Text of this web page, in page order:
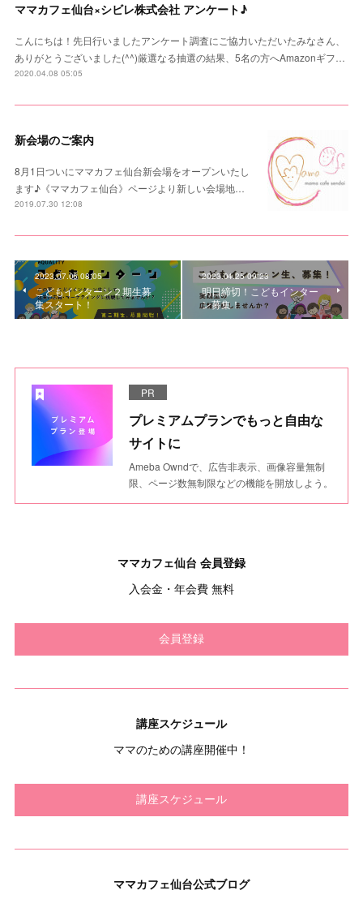
ママカフェ仙台×シビレ株式会社 アンケート♪
こんにちは！先日行いましたアンケート調査にご協力いただいたみなさん、
ありがとうございました(^^)厳選なる抽選の結果、5名の方へAmazonギフ…
2020.04.08 05:05
新会場のご案内
8月1日ついにママカフェ仙台新会場をオープンいたし
ます♪《ママカフェ仙台》ページより新しい会場地…
2019.07.30 12:08
2023.07.06 08:05
こどもインターン２期生募
集スタート！
2023.04.25 09:23
明日締切！こどもインター
ン募集！
PR
プレミアムプランでもっと自由な
サイトに
Ameba Owndで、広告非表示、画像容量無制
限、ページ数無制限などの機能を開放しよう。
ママカフェ仙台 会員登録
入会金・年会費 無料
会員登録
講座スケジュール
ママのための講座開催中！
講座スケジュール
ママカフェ仙台公式ブログ